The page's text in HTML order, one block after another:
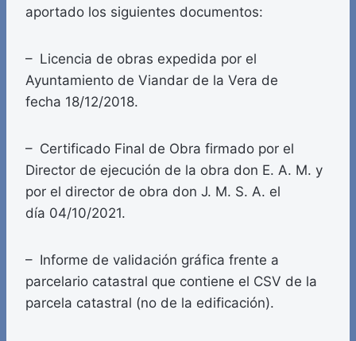
aportado los siguientes documentos:
– Licencia de obras expedida por el
Ayuntamiento de Viandar de la Vera de
fecha 18/12/2018.
– Certificado Final de Obra firmado por el
Director de ejecución de la obra don E. A. M. y
por el director de obra don J. M. S. A. el
día 04/10/2021.
– Informe de validación gráfica frente a
parcelario catastral que contiene el CSV de la
parcela catastral (no de la edificación).